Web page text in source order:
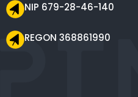
NIP 679-28-46-140
REGON 368861990